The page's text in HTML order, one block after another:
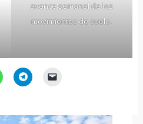
avance semanal de los
movimientos de suelo.